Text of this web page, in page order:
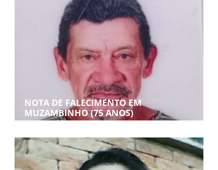
NOTA DE FALECIMENTO EM
MUZAMBINHO (75 ANOS)